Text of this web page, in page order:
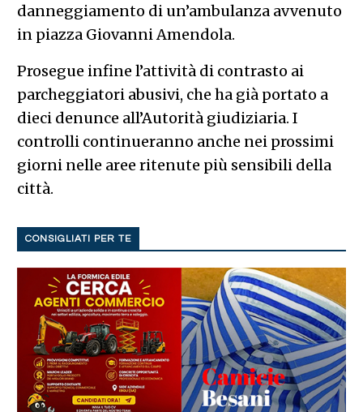
danneggiamento di un’ambulanza avvenuto
in piazza Giovanni Amendola.
Prosegue infine l’attività di contrasto ai
parcheggiatori abusivi, che ha già portato a
dieci denunce all’Autorità giudiziaria. I
controlli continueranno anche nei prossimi
giorni nelle aree ritenute più sensibili della
città.
CONSIGLIATI PER TE